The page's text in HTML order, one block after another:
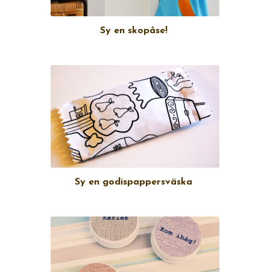
Sy en skopåse!
Sy en godispappersväska